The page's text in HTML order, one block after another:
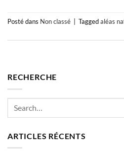
Posté dans Non classé | Taggedaléas
RECHERCHE
ARTICLES RÉCENTS